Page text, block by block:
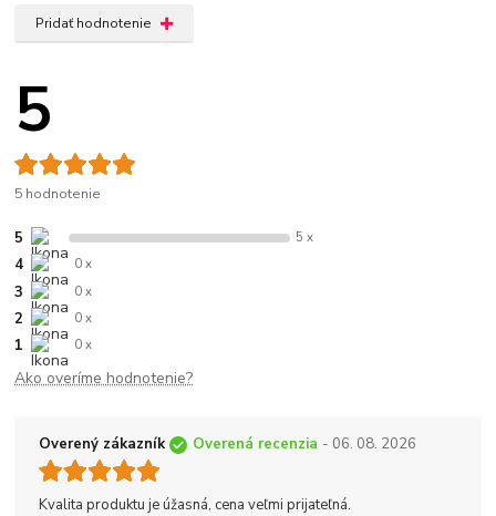
Pridať hodnotenie
5
5 hodnotenie
5 5 x
4 0 x
3 0 x
2 0 x
1 0 x
Ako overíme hodnotenie?
Overený zákazník Overená recenzia - 06. 08. 2026
Kvalita produktu je úžasná, cena veľmi prijateľná.